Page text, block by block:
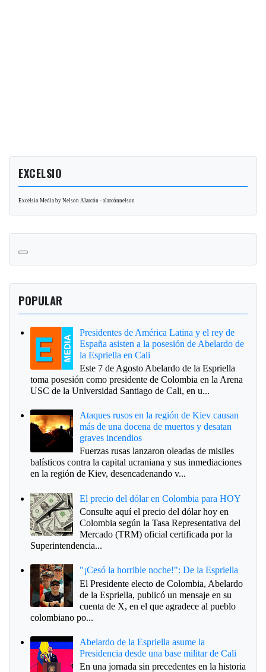
EXCELSIO
Excelsio Media by Nelson Alarcón - alarcónnelson
POPULAR
Presidentes de América Latina y el rey de
España asisten a la posesión de Abelardo de
la Espriella en Cali
Este 7 de Agosto Abelardo de la Espriella
toma posesión como presidente de Colombia en la Arena
USC de la Universidad Santiago de Cali, en u...
Ataques rusos en la región de Kiev causan
más de una docena de muertos y desatan
graves incendios
Fuerzas rusas lanzaron oleadas de misiles
balísticos contra la capital ucraniana y sus inmediaciones
en la región de Kiev, desencadenando v...
El precio del dólar en Colombia para HOY
Consulte aquí el precio del dólar hoy en
Colombia según la Tasa Representativa del
Mercado (TRM) oficial certificada por la
Superintendencia...
"¡Cesó la horrible noche!": De la Espriella
El Presidente electo de Colombia, Abelardo
de la Espriella, publicó un mensaje en su
cuenta de X, en el que agradece al pueblo
colombiano po...
Abelardo de la Espriella asume la
Presidencia desde una base militar de Cali
En una jornada sin precedentes en la historia